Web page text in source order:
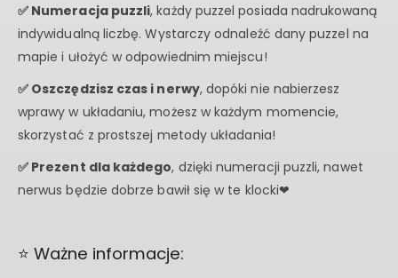
✅ Numeracja puzzli, każdy puzzel posiada nadrukowaną
indywidualną liczbę. Wystarczy odnaleźć dany puzzel na
mapie i ułożyć w odpowiednim miejscu!
✅ Oszczędzisz czas i nerwy, dopóki nie nabierzesz
wprawy w układaniu, możesz w każdym momencie,
skorzystać z prostszej metody układania!
✅ Prezent dla każdego, dzięki numeracji puzzli, nawet
nerwus będzie dobrze bawił się w te klocki❤
⭐ Ważne informacje: